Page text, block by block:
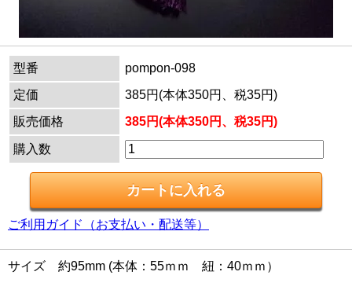
型番
pompon-098
定価
385円(本体350円、税35円)
販売価格
385円(本体350円、税35円)
購入数
ご利用ガイド（お支払い・配送等）
サイズ 約95mm (本体：55ｍｍ 紐：40ｍｍ）